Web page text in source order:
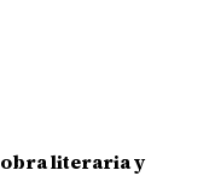
obra literaria y